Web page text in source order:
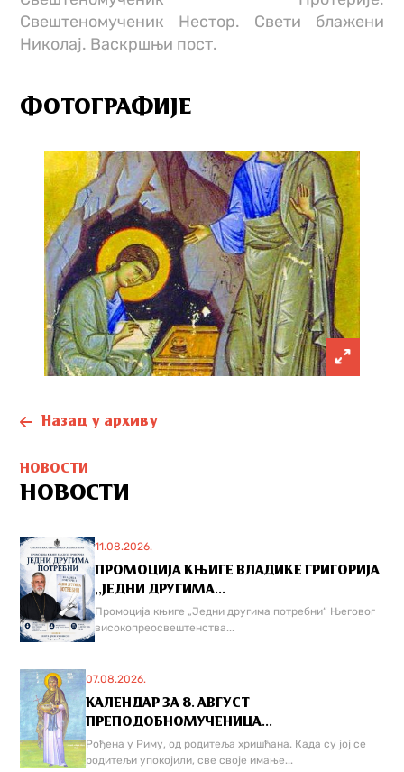
Свештеномученик Нестор. Свети блажени
Николај. Васкршњи пост.
ФОТОГРАФИЈЕ
Назад у архиву
НОВОСТИ
НОВОСТИ
11.08.2026.
ПРОМОЦИЈА КЊИГЕ ВЛАДИКЕ ГРИГОРИЈА
,,ЈЕДНИ ДРУГИМА...
Промоција књиге „Једни другима потребни“ Његовог
високопреосвештенства...
07.08.2026.
КАЛЕНДАР ЗА 8. АВГУСТ
ПРЕПОДОБНОМУЧЕНИЦА...
Рођена у Риму, од родитеља хришћана. Када су јој се
родитељи упокојили, све своје имање...